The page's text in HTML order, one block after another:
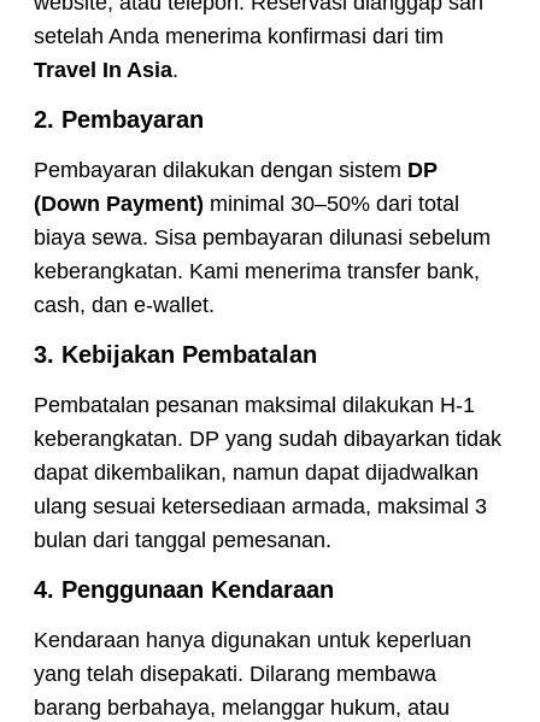
setelah Anda menerima konfirmasi dari tim
Travel In Asia.
2. Pembayaran
Pembayaran dilakukan dengan sistem DP
(Down Payment) minimal 30–50% dari total
biaya sewa. Sisa pembayaran dilunasi sebelum
keberangkatan. Kami menerima transfer bank,
cash, dan e-wallet.
3. Kebijakan Pembatalan
Pembatalan pesanan maksimal dilakukan H-1
keberangkatan. DP yang sudah dibayarkan tidak
dapat dikembalikan, namun dapat dijadwalkan
ulang sesuai ketersediaan armada, maksimal 3
bulan dari tanggal pemesanan.
4. Penggunaan Kendaraan
Kendaraan hanya digunakan untuk keperluan
yang telah disepakati. Dilarang membawa
barang berbahaya, melanggar hukum, atau